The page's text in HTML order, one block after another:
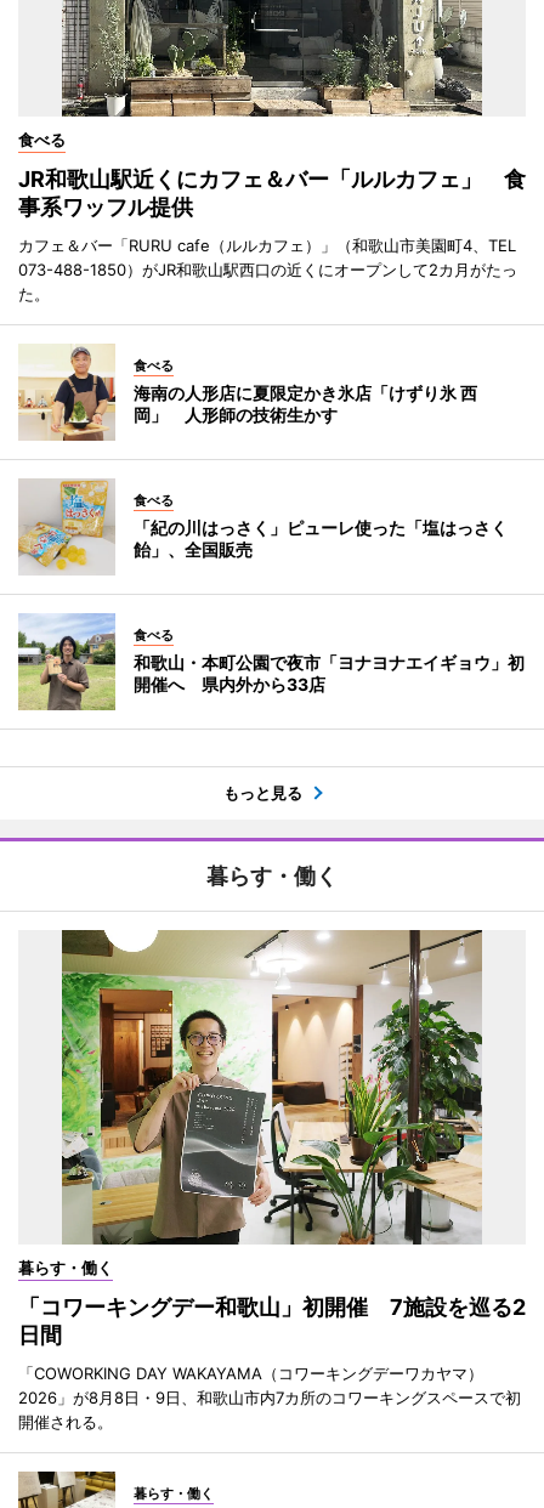
食べる
JR和歌山駅近くにカフェ＆バー「ルルカフェ」 食
事系ワッフル提供
カフェ＆バー「RURU cafe（ルルカフェ）」（和歌山市美園町4、TEL
073-488-1850）がJR和歌山駅西口の近くにオープンして2カ月がたっ
た。
食べる
海南の人形店に夏限定かき氷店「けずり氷 西
岡」 人形師の技術生かす
食べる
「紀の川はっさく」ピューレ使った「塩はっさく
飴」、全国販売
食べる
和歌山・本町公園で夜市「ヨナヨナエイギョウ」初
開催へ 県内外から33店
もっと見る
暮らす・働く
暮らす・働く
「コワーキングデー和歌山」初開催 7施設を巡る2
日間
「COWORKING DAY WAKAYAMA（コワーキングデーワカヤマ）
2026」が8月8日・9日、和歌山市内7カ所のコワーキングスペースで初
開催される。
暮らす・働く